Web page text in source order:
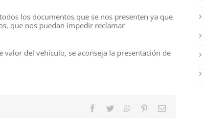
los documentos que se nos presenten ya que
que nos puedan impedir reclamar
del vehículo, se aconseja la presentación de
Facebook
TwitterWhatsApp
PinterestCorreo